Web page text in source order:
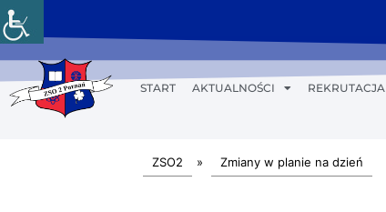
START AKTUALNOŚCI REKRUTACJA
ZSO2 » Zmiany w planie na dzień